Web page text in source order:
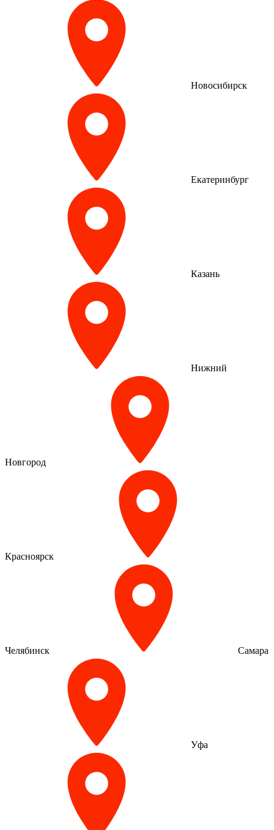
Новосибирск
Екатеринбург
Казань
Нижний
Новгород
Красноярск
Челябинск Самара
Уфа